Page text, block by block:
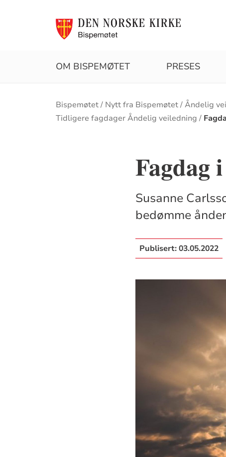
OM BISPEMØTET PRESES
Brødsmulesti
Bispemøtet Nytt fra Bispemøtet Åndelig
Tidligere fagdager Åndelig veiledning
Fagdag
Susanne
bedømme
Publisert:03.05.2022